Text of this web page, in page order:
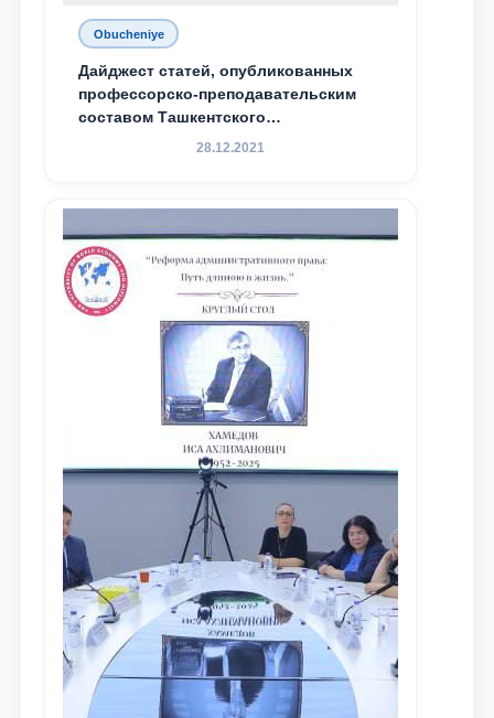
Obucheniye
Дайджест статей, опубликованных
профессорско-преподавательским
составом Ташкентского
государственного юридического
доведения до международного
сообщества результатов реформ и
исследований в сфере
противодействия коррупции
28.12.2021